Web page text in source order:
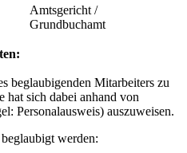
Amtsgericht /
Grundbuchamt
beglaubigenden Mitarbeiters zu
hat sich dabei anhand von
Personalausweis) auszuweisen.
werden: